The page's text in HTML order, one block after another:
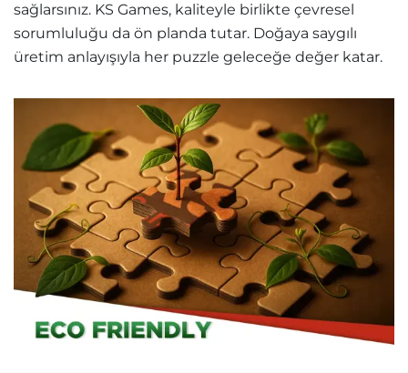
sağlarsınız. KS Games, kaliteyle birlikte çevresel
sorumluluğu da ön planda tutar. Doğaya saygılı
üretim anlayışıyla her puzzle geleceğe değer katar.